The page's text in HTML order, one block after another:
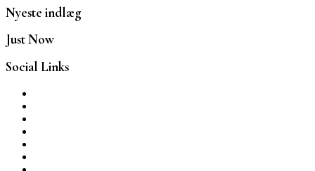
Nyeste indlæg
Just Now
Social Links